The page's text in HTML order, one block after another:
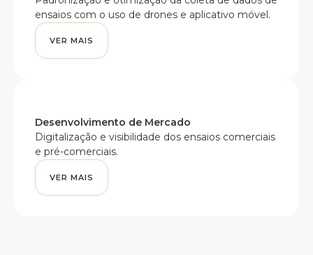
ensaios com o uso de drones e aplicativo móvel.
VER MAIS
Desenvolvimento de Mercado
Digitalização e visibilidade dos ensaios comerciais
e pré-comerciais.
VER MAIS